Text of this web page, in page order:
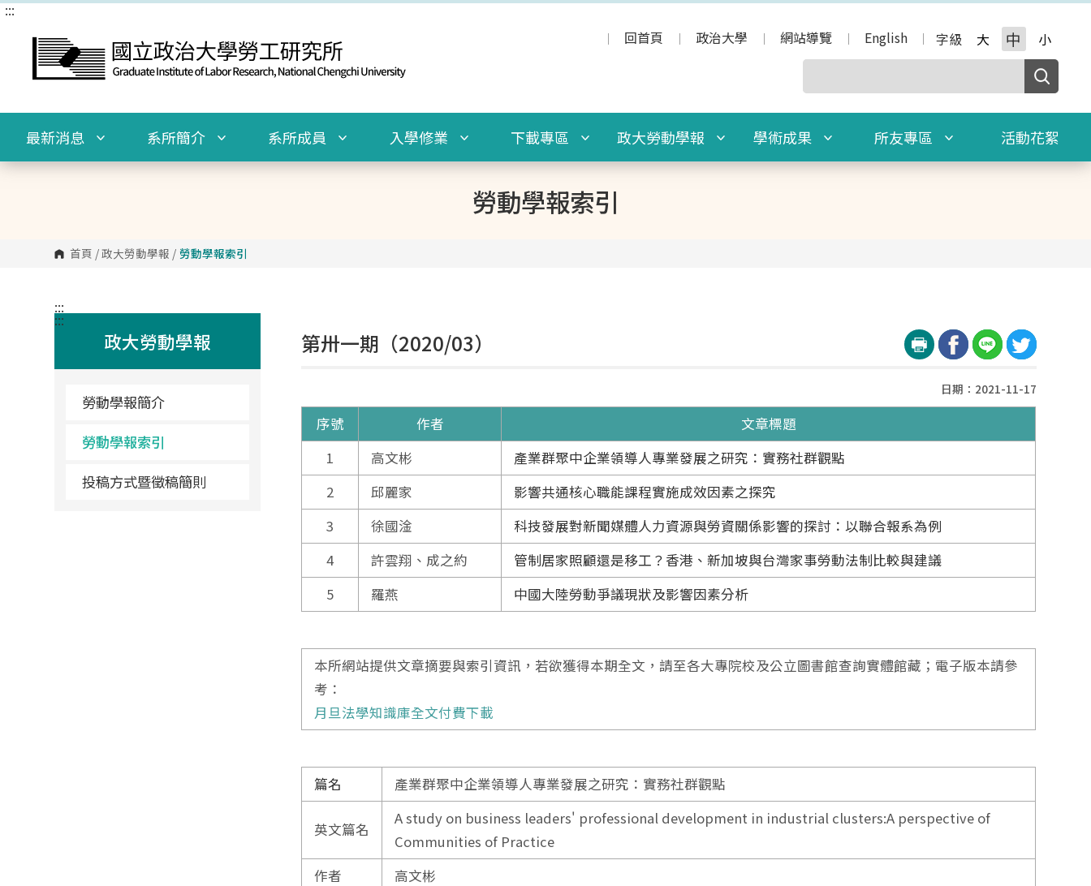
跳
:::
回首頁
政治大學 網站導覽 English 字級 大 中 小
最新消息 系所簡介 系所成員 入學修業 下載專區 政大勞動學報 學術成果 所友專區 活動花絮
勞動學報索引
首頁 /政大勞動學報 / 勞動學報索引
:::
政大勞動學報
勞動學報簡介
勞動學報索引
投稿方式暨徵稿簡則
:::
第卅一期（2020/03）
日期：2021-11-17
序號 作者
文章標題
1
高文彬
產業群聚中企業領導人專業發展之研究：實務社群觀點
2
邱麗家
影響共通核心職能課程實施成效因素之探究
3
徐國淦
科技發展對新聞媒體人力資源與勞資關係影響的探討：以聯合報系為例
4
許雲翔、成之約
管制居家照顧還是移工？香港、新加坡與台灣家事勞動法制比較與建議
5
羅燕 中國大陸勞動爭議現狀及影響因素分析
本所網站提供文章摘要與索引資訊，若欲獲得本期全文，請至各大專院校及公立圖書館查詢實體館藏；電子版本請參
考：
月旦法學知識庫全文付費下載
篇名 產業群聚中企業領導人專業發展之研究：實務社群觀點
英文篇名
A study on business leaders' professional development in industrial clusters:A perspective of
Communities of Practice
作者
高文彬